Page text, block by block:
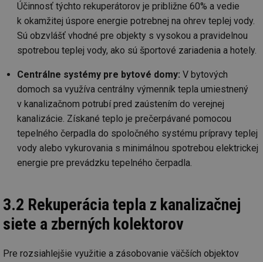
Účinnosť týchto rekuperátorov je približne 60% a vedie
k okamžitej úspore energie potrebnej na ohrev teplej vody.
Sú obzvlášť vhodné pre objekty s vysokou a pravidelnou
spotrebou teplej vody, ako sú športové zariadenia a hotely.
Centrálne systémy pre bytové domy: V bytových
domoch sa využíva centrálny výmenník tepla umiestnený
v kanalizačnom potrubí pred zaústením do verejnej
kanalizácie. Získané teplo je prečerpávané pomocou
tepelného čerpadla do spoločného systému prípravy teplej
vody alebo vykurovania s minimálnou spotrebou elektrickej
energie pre prevádzku tepelného čerpadla.
3.2 Rekuperácia tepla z kanalizačnej
siete a zberných kolektorov
Pre rozsiahlejšie využitie a zásobovanie väčších objektov